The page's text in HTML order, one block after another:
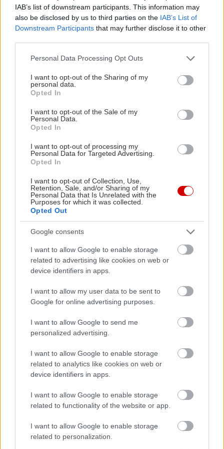
IAB’s list of downstream participants. This information may
also be disclosed by us to third parties on the IAB’s List of
Downstream Participants that may further disclose it to other
Please note that this website/app uses one or more Google
not limited to your visit or usage behaviour. You may click to
grant or deny consent to Google and its third-party tags to
use your data for below specified purposes in below Google
consent section.
Personal Data Processing Opt Outs
I want to opt-out of the Sharing of my
personal data.
Opted In
I want to opt-out of the Sale of my
Personal Data.
Opted In
I want to opt-out of processing my
Personal Data for Targeted Advertising.
Opted In
I want to opt-out of Collection, Use,
Retention, Sale, and/or Sharing of my
Personal Data that Is Unrelated with the
Purposes for which it was collected.
Opted Out
Google consents
I want to allow Google to enable storage
related to advertising like cookies on web or
device identifiers in apps.
I want to allow my user data to be sent to
Google for online advertising purposes.
I want to allow Google to send me
personalized advertising.
I want to allow Google to enable storage
related to analytics like cookies on web or
device identifiers in apps.
I want to allow Google to enable storage
related to functionality of the website or app.
I want to allow Google to enable storage
related to personalization.
την τζαζ, ακόμα και από την ελληνική
παραδοσιακή μουσική. Ο ίδιος ο Μπαχ άλλωστε
μετάγραψε έργα συνθετών της εποχής του με
αυτά, το Κοντσέρτο για όμποε του Μαρτσέλλο σε
μεταγραφή για όργανο και το Κοντσέρτο για δύο
βιολιά του Βιβάλντι σε μεταγραφή… της
Τιμή εισιτηρίου | 12 € (γενική είσοδος)
Κυριακή 26 Ιανουαρίου
Αίθουσα Δημήτρης Μητρόπουλος
Το 2022 ο εικοσιτριάχρονος Λούκας Στέρνατ
σάρωσε κυριολεκτικά τα βραβεία στον Διεθνή
Διαγωνισμό Μουσικής ARD του Μονάχου,
κερδίζοντας όχι μόνο το πρώτο αλλά και επτά
ειδικά βραβεία. Με πολλές ακόμη διακρίσεις σε
περιώνυμους διεθνείς διαγωνισμούς, ο αυστριακός
πιανίστας έχει ξεκινήσει το ταξίδι του στον
μουσικό κόσμο πραγματοποιώντας το ντεμπούτο
του σε μεγάλες αίθουσες της Ευρώπης και
συμπράττοντας ως σολίστ με ορχήστρες και
ερμηνεύει, μεταξύ άλλων, τη μεγαλειώδη Σονάτα
του Λιστ και τις περιπετειώδεις Παραλλαγές
Τιμές εισιτηρίων | 7 € (εκπτωτικό), 10 €, 15 €
13:00 | Νέοι και νέες σολίστ στο Φουαγιέ